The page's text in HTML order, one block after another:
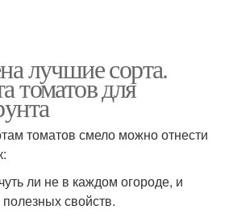
лучшие сорта.
томатов для
томатов смело можно отнести
ли не в каждом огороде, и
свойств.